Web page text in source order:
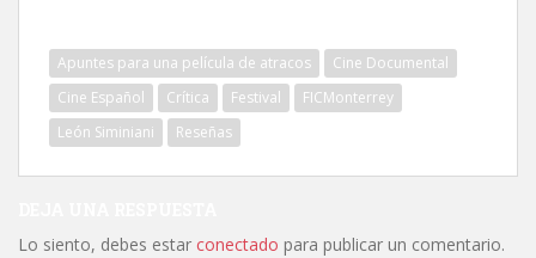
Apuntes para una película de atracos
Cine Documental
Cine Español
Crítica Festival
FICMonterrey
León Siminiani
Reseñas
Lo siento, debes estar conectado para publicar un comentario.